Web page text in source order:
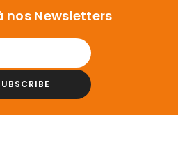
nos Newsletters